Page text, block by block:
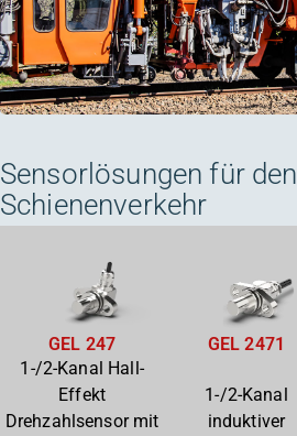
Sensorlösungen für den
Schienenverkehr
GEL 247
1-/2-Kanal Hall-
Effekt
Drehzahlsensor mit
GEL 2471
1-/2-Kanal
induktiver